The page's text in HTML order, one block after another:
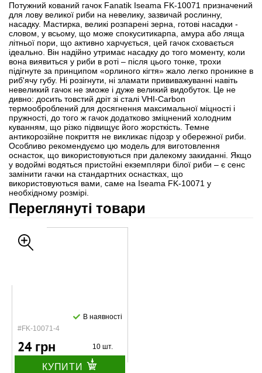
Потужний кований гачок Fanatik Iseama FK-10071 призначений
для лову великої риби на невелику, зазвичай рослинну,
насадку. Мастирка, великі розпарені зерна, готові насадки -
словом, у всьому, що може спокуситикарпа, амура або ляща
літньої пори, що активно харчується, цей гачок сховається
ідеально. Він надійно утримає насадку до того моменту, коли
вона виявиться у риби в роті – після цього тонке, трохи
підігнуте за принципом «орлиного кігтя» жало легко проникне в
риб'ячу губу. Ні розігнути, ні зламати прививажуванні навіть
невеликий гачок не зможе і дуже великий видобуток. Це не
дивно: досить товстий дріт зі сталі VHI-Carbon
термооброблений для досягнення максимальної міцності і
пружності, до того ж гачок додатково зміцнений холодним
куванням, що різко підвищує його жорсткість. Темне
антикорозійне покриття не викликає підозр у обережної риби.
Особливо рекомендуємо цю модель для виготовлення
оснасток, що використовуються при далекому закиданні. Якщо
у водоймі водяться пристойні екземпляри білої риби – є сенс
замінити гачки на стандартних оснастках, що
використовуються вами, саме на Iseama FK-10071 у
необхідному розмірі.
Переглянуті товари
#FK-10071-4
В наявності
24 грн 10 шт.
КУПИТИ